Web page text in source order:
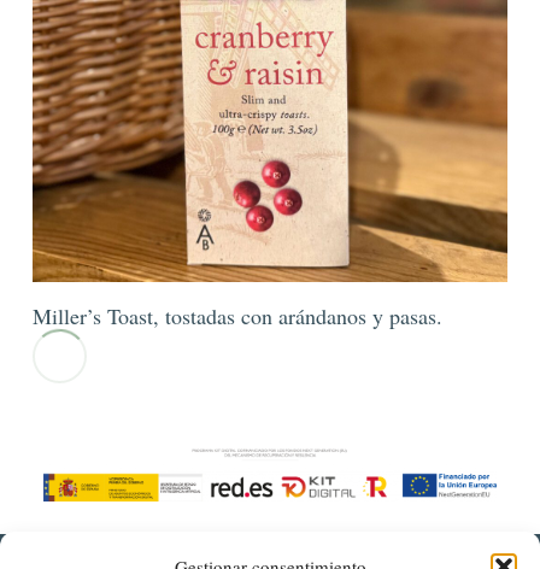
Miller’s Toast, tostadas con arándanos y pasas.